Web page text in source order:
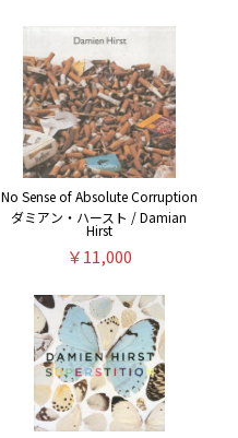
No Sense of Absolute Corruption
ダミアン・ハースト / Damian
Hirst
￥11,000